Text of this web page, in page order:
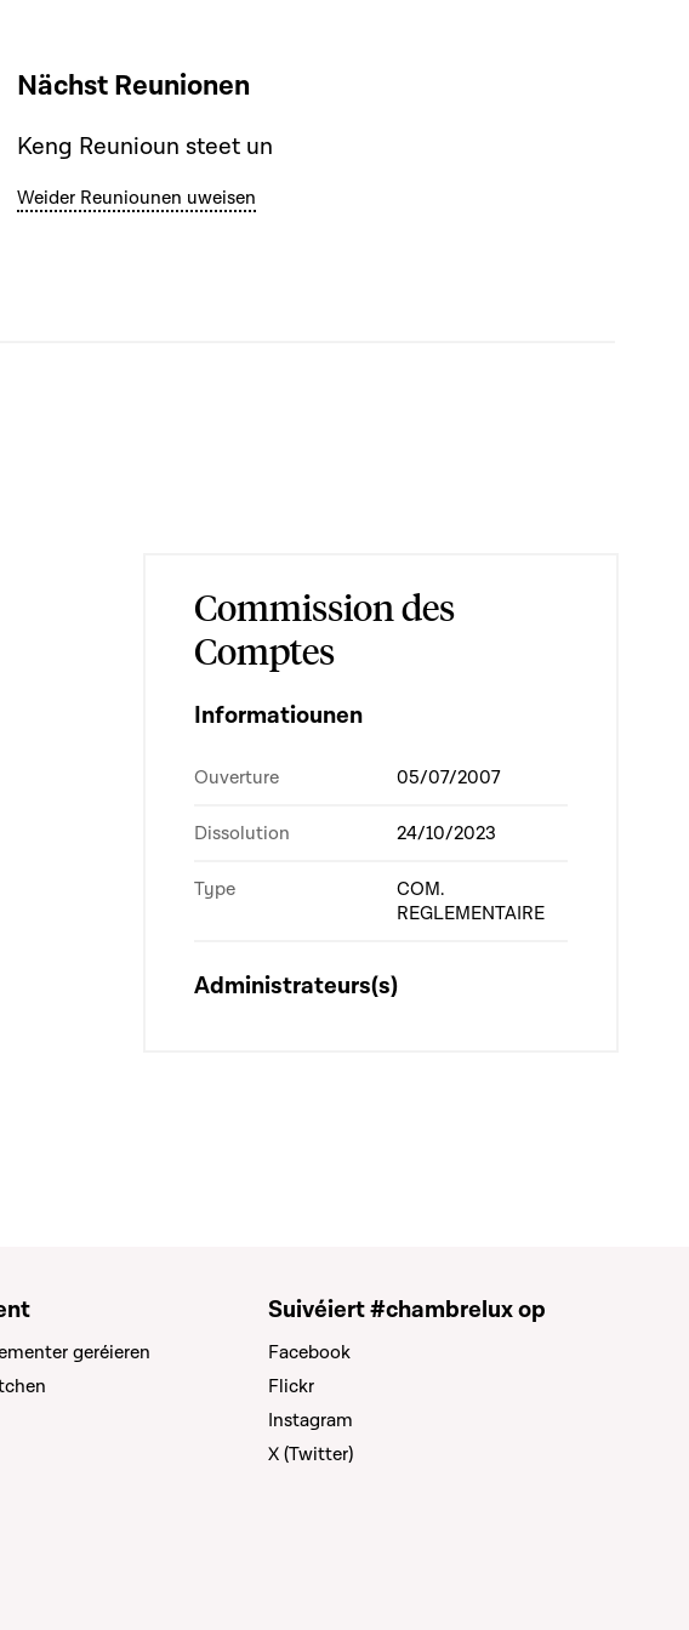
Nächst Reunionen
Keng Reunioun steet un
Weider Reuniounen uweisen
Commission des
Comptes
Informatiounen
Ouverture 05/07/2007
Dissolution 24/10/2023
Type
COM.
REGLEMENTAIRE
Administrateurs(s)
geréieren
Suivéiert #chambrelux op
Facebook
Flickr
Instagram
X (Twitter)